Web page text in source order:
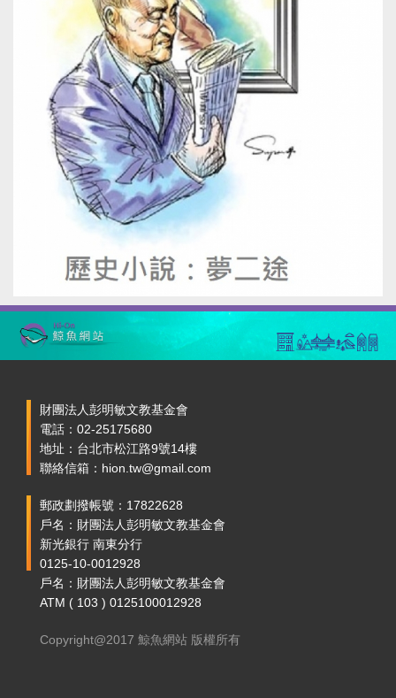
財團法人彭明敏文教基金會
電話：02-25175680
地址：台北市松江路9號14樓
聯絡信箱：hion.tw@gmail.com
郵政劃撥帳號：17822628
戶名：財團法人彭明敏文教基金會
新光銀行 南東分行
0125-10-0012928
戶名：財團法人彭明敏文教基金會
ATM ( 103 ) 0125100012928
Copyright@2017 鯨魚網站 版權所有